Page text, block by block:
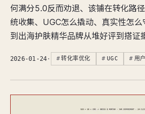
何满分5.0反而劝退、该铺在转化路
统收集、UGC怎么撬动、真实性怎
到出海护肤精华品牌从堆好评到搭证
2026-01-24 · 转化率优化 UGC 用